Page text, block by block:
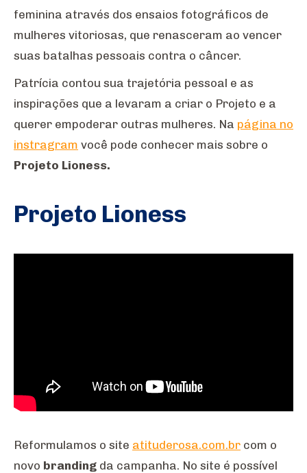
feminina através dos ensaios fotográficos de
mulheres vitoriosas, que renasceram ao vencer
suas batalhas pessoais contra o câncer.
Patrícia contou sua trajetória pessoal e as
inspirações que a levaram a criar o Projeto e a
querer empoderar outras mulheres. Na página no
instragram você pode conhecer mais sobre o
Projeto Lioness.
Projeto Lioness
Reformulamos o site atituderosa.com.br com o
novo branding da campanha. No site é possível